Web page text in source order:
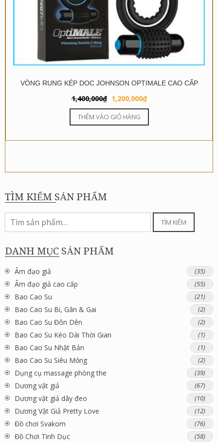
VÒNG RUNG KÉP DOC JOHNSON OPTIMALE CAO CẤP
1,400,000₫ Giá
gốc
là:
1,200,000₫Giá
hiện
1,200,000₫.
THÊM VÀO GIỎ HÀNG
TÌM KIẾM SẢN PHẨM
Tìm
kiếm:
TÌM KIẾM
DANH MỤC SẢN PHẨM
Âm đạo giả (35)
Âm đạo giả cao cấp (55)
Bao Cao Su (21)
Bao Cao Su Bi, Gân & Gai (2)
Bao Cao Su Đôn Dên (2)
Bao Cao Su Kéo Dài Thời Gian (1)
Bao Cao Su Nhật Bản (1)
Bao Cao Su Siêu Mỏng (2)
Dụng cụ massage phòng the (39)
Dương vật giả (67)
Dương vật giả dây đeo (10)
Dương Vật Giả Pretty Love (12)
Đồ chơi Svakom (76)
Đồ Chơi Tình Dục (58)